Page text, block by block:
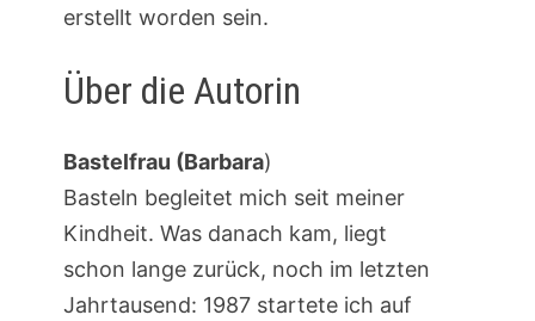
erstellt worden sein.
Über die Autorin
Bastelfrau (Barbara)
Basteln begleitet mich seit meiner
Kindheit. Was danach kam, liegt
schon lange zurück, noch im letzten
Jahrtausend: 1987 startete ich auf